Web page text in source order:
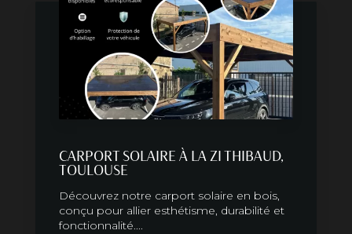
CARPORT SOLAIRE À LA ZI THIBAUD,
TOULOUSE
Découvrez notre carport solaire en bois,
conçu pour allier esthétisme, durabilité et
fonctionnalité....